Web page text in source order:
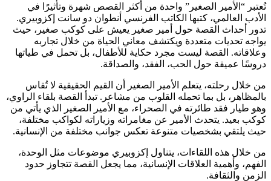
تُعتبر “الأمير الصغير” واحدة من أكثر القصص شهرة وتأثيرًا في
الأدب العالمي، كتبها الكاتب الفرنسي أنطوان دو سانت إكزوبيري.
تدور أحداث القصة حول أمير صغير يعيش على كوكب صغير، حيث
يواجه تحديات متعددة ويكتشف معاني الحياة من خلال تجاربه
وعلاقاته. القصة ليست مجرد حكاية للأطفال، بل تحمل في طياتها
دروسًا عميقة حول الحب، الفقد، والصداقة.
من خلال رحلته، يتعلم الأمير الصغير أن القيم الحقيقية لا تُقاس
بالمظاهر، بل بما تحمله القلوب من مشاعر. تبدأ القصة بلقاء الراوي،
وهو طيار فقد طائرته في الصحراء، مع الأمير الصغير الذي يأتي من
كوكب بعيد. يتحدث الأمير عن مغامراته وزياراته لكواكب مختلفة،
حيث يلتقي بشخصيات متنوعة تعكس جوانب مختلفة من الإنسانية.
من خلال هذه اللقاءات، يتناول إكزوبيري موضوعات مثل الوحدة،
الفهم، وأهمية العلاقات الإنسانية، مما يجعل القصة تتجاوز حدود
الزمن والثقافة.